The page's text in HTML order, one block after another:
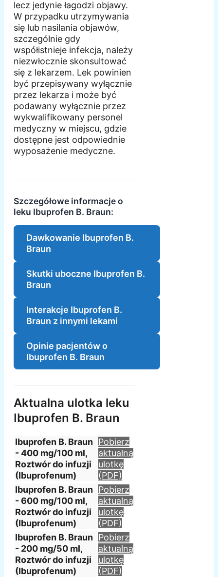
lecz jedynie łagodzi objawy.
W przypadku utrzymywania
się lub nasilania objawów,
szczególnie gdy
współistnieje infekcja, należy
niezwłocznie skonsultować
się z lekarzem. Lek powinien
być przepisywany wyłącznie
przez lekarza i może być
podawany wyłącznie przez
wykwalifikowany personel
medyczny w miejscu, gdzie
dostępne jest odpowiednie
wyposażenie medyczne.
Szczegółowe informacje o
leku Ibuprofen B. Braun:
Dawkowanie Ibuprofen B.
Braun
Skutki uboczne Ibuprofen B.
Braun
Interakcje Ibuprofen B.
Braun z innymi lekami
Opinie pacjentów o
Ibuprofen B. Braun
Aktualna ulotka leku
Ibuprofen B. Braun
Ibuprofen B. Braun
- 400 mg/100 ml,
Roztwór do infuzji
(Ibuprofenum)
Pobierz
aktualną
ulotkę
(PDF)
Ibuprofen B. Braun
- 600 mg/100 ml,
Roztwór do infuzji
(Ibuprofenum)
Pobierz
aktualną
ulotkę
(PDF)
Ibuprofen B. Braun
- 200 mg/50 ml,
Roztwór do infuzji
(Ibuprofenum)
Pobierz
aktualną
ulotkę
(PDF)